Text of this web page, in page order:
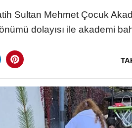
Sultan Mehmet Çocuk
dolayısı ile akademi